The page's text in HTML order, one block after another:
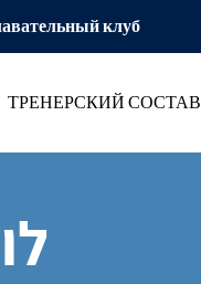
клуб
ТРЕНЕРСКИЙ СОСТАВ